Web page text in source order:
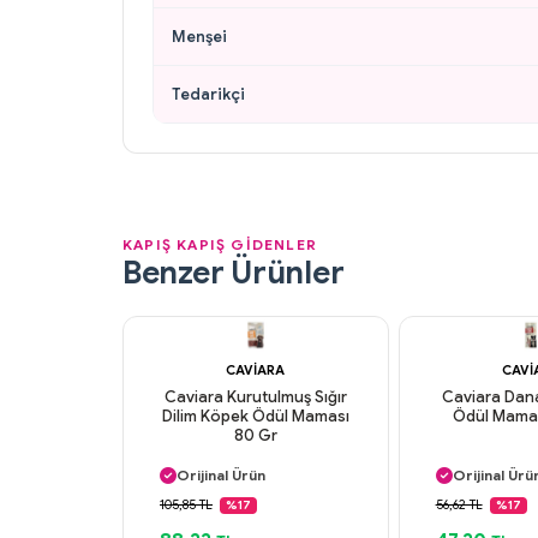
Menşei
Tedarikçi
KAPIŞ KAPIŞ GİDENLER
Benzer Ürünler
CAVIARA
Caviara Kurutulmuş Sığır
Dilim Köpek Ödül Maması
80 Gr
Orijinal Ürün
Güvenli Ödeme
105,85 TL %17
Caviara
Ödül
Orijinal
Güvenli
56,62 TL %17